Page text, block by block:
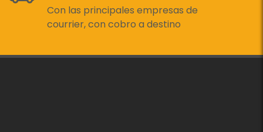
Con las principales empresas de
courrier, con cobro a destino